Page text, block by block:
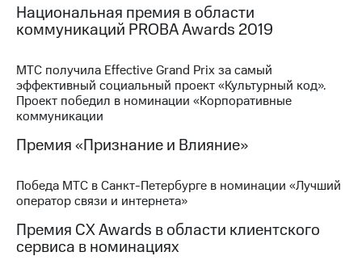
Информация
акционерам
"МТС"
Собрания
акционеров
Личный
кабинет
акционера
капитал
Контроль
аудит
Рынок
Национальная премия в области
коммуникаций PROBA Awards 2019
МТС получила Effective Grand Prix за самый
эффективный социальный проект «Культурный код».
Проект победил в номинации «Корпоративные
коммуникации
Премия «Признание и Влияние»
Победа МТС в Санкт-Петербурге в номинации «Лучший
оператор связи и интернета»
Премия CX Awards в области клиентского
сервиса в номинациях